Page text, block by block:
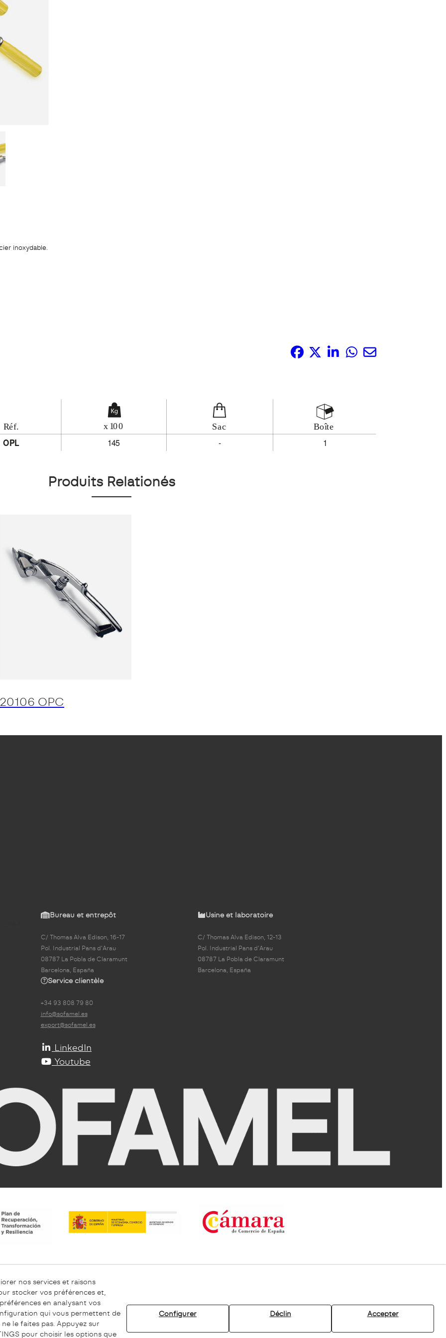
inoxydable.
Produits Relationés
20106 OPC
Bureau et entrepôt
C/ Thomas Alva Edison, 16-17
Pol. Industrial Pans d'Arau
08787 La Pobla de Claramunt
Barcelona, España
Usine et laboratoire
C/ Thomas Alva Edison, 12-13
Pol. Industrial Pans d'Arau
08787 La Pobla de Claramunt
Barcelona, España
Service clientèle
+34 93 808 79 80
info@sofamel.es
export@sofamel.es
LinkedIn
Youtube
Avertissement Légal Chaîne éthique
nos services et raisons
stocker vos préférences et,
en analysant vos
qui vous permettent de
le faites pas. Appuyez sur
pour choisir les options que
Configurer Déclin Accepter